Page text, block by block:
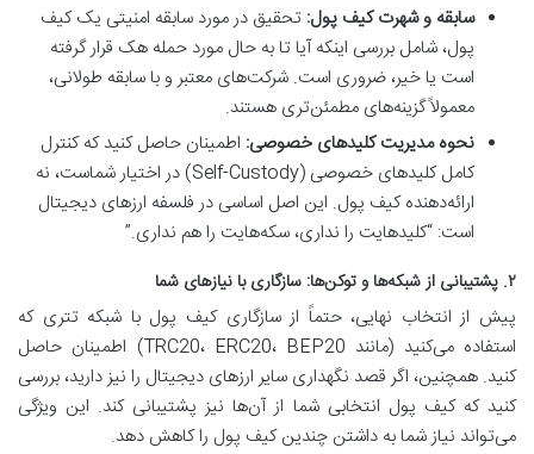
سابقه و شهرت کیف پول: تحقیق در مورد سابقه امنیتی یک کیف
پول، شامل بررسی اینکه آیا تا به حال مورد حمله هک قرار گرفته
است یا خیر، ضروری است. شرکت‌های معتبر و با سابقه طولانی،
معمولاً گزینه‌های مطمئن‌تری هستند.
نحوه مدیریت کلیدهای خصوصی: اطمینان حاصل کنید که کنترل
کامل کلیدهای خصوصی (Self-Custody) در اختیار شماست، نه
ارائه‌دهنده کیف پول. این اصل اساسی در فلسفه ارزهای دیجیتال
است: “کلیدهایت را نداری، سکه‌هایت را هم نداری.”
۲. پشتیبانی از شبکه‌ها و توکن‌ها: سازگاری با نیازهای شما
پیش از انتخاب نهایی، حتماً از سازگاری کیف پول با شبکه تتری که
استفاده می‌کنید (مانند TRC20، ERC20، BEP20) اطمینان حاصل
کنید. همچنین، اگر قصد نگهداری سایر ارزهای دیجیتال را نیز دارید، بررسی
کنید که کیف پول انتخابی شما از آن‌ها نیز پشتیبانی کند. این ویژگی
می‌تواند نیاز شما به داشتن چندین کیف پول را کاهش دهد.